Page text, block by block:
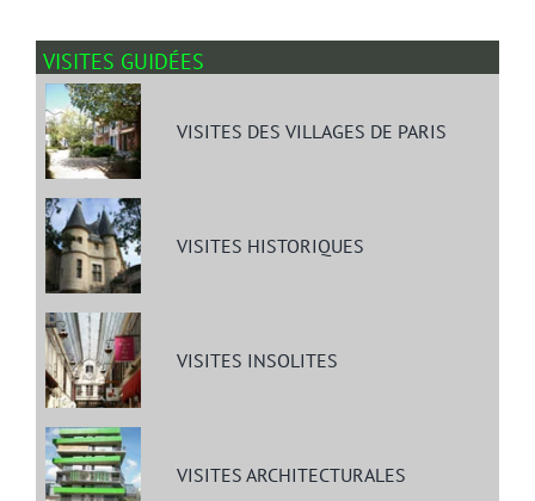
VISITES GUIDÉES
VISITES DES VILLAGES DE PARIS
VISITES HISTORIQUES
VISITES INSOLITES
VISITES ARCHITECTURALES